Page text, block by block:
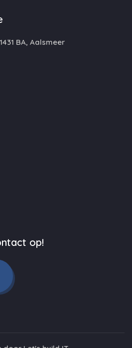
BA, Aalsmeer
op!